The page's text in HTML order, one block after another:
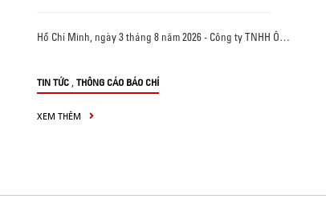
Hồ Chí Minh, ngày 3 tháng 8 năm 2026 - Công ty TNHH Ô…
TIN TỨC , THÔNG CÁO BÁO CHÍ
XEM THÊM